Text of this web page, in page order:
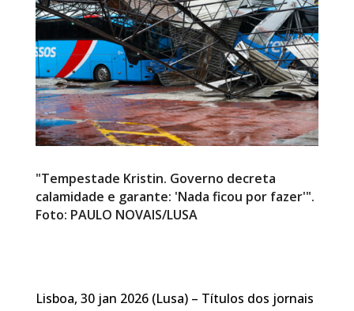
"Tempestade Kristin. Governo decreta
calamidade e garante: 'Nada ficou por fazer'".
Foto: PAULO NOVAIS/LUSA
Lisboa, 30 jan 2026 (Lusa) – Títulos dos jornais